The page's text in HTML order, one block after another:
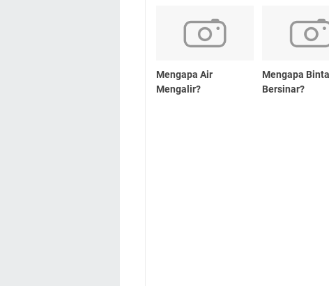
Mengapa Air
Mengalir?
Mengapa
Bersinar?